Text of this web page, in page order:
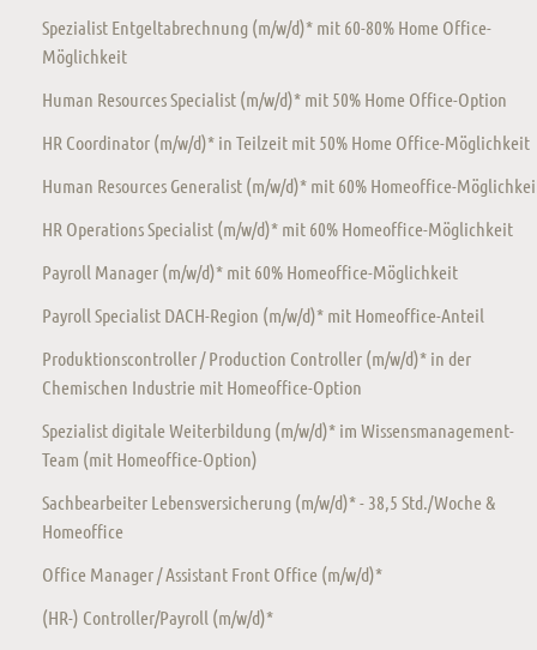
Spezialist Entgeltabrechnung (m/w/d)* mit 60-80% Home Office-
Möglichkeit
Human Resources Specialist (m/w/d)* mit 50% Home Office-Option
HR Coordinator (m/w/d)* in Teilzeit mit 50% Home Office-Möglichkeit
Human Resources Generalist (m/w/d)* mit 60% Homeoffice-
HR Operations Specialist (m/w/d)* mit 60% Homeoffice-Möglichkeit
Payroll Manager (m/w/d)* mit 60% Homeoffice-Möglichkeit
Payroll Specialist DACH-Region (m/w/d)* mit Homeoffice-Anteil
Produktionscontroller / Production Controller (m/w/d)* in der
Chemischen Industrie mit Homeoffice-Option
Spezialist digitale Weiterbildung (m/w/d)* im Wissensmanagement-
Team (mit Homeoffice-Option)
Sachbearbeiter Lebensversicherung (m/w/d)* - 38,5 Std./Woche &
Homeoffice
Office Manager / Assistant Front Office (m/w/d)*
(HR-) Controller/Payroll (m/w/d)*